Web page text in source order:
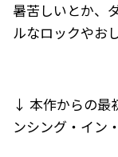
暑苦しいとか、
ルなロックやお
↓ 本作からの最
ンシング・イン